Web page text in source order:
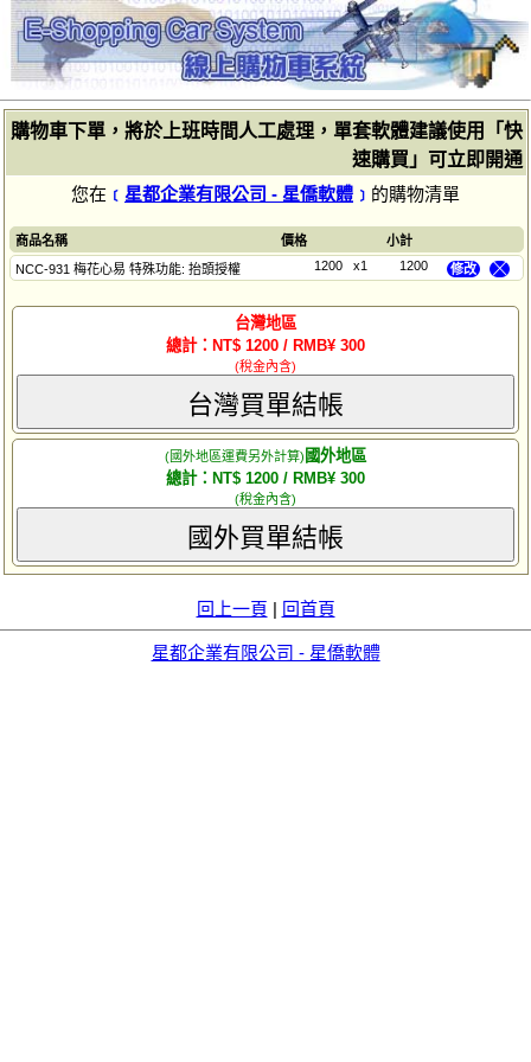
購物車下單，將於上班時間人工處理，單套軟體建議使用「快
速購買」可立即開通
您在 ﹝ 星都企業有限公司 - 星僑軟體 ﹞ 的購物清單
商品名稱 價格
小計
NCC-931 梅花心易 特殊功能: 抬頭授權
1200 x1 1200 ╳
修改
台灣地區
總計：NT$ 1200 / RMB¥ 300
(稅金內含)
台灣買單結帳
(國外地區運費另外計算) 國外地區
總計：NT$ 1200 / RMB¥ 300
(稅金內含)
國外買單結帳
回上一頁 | 回首頁
星都企業有限公司 - 星僑軟體